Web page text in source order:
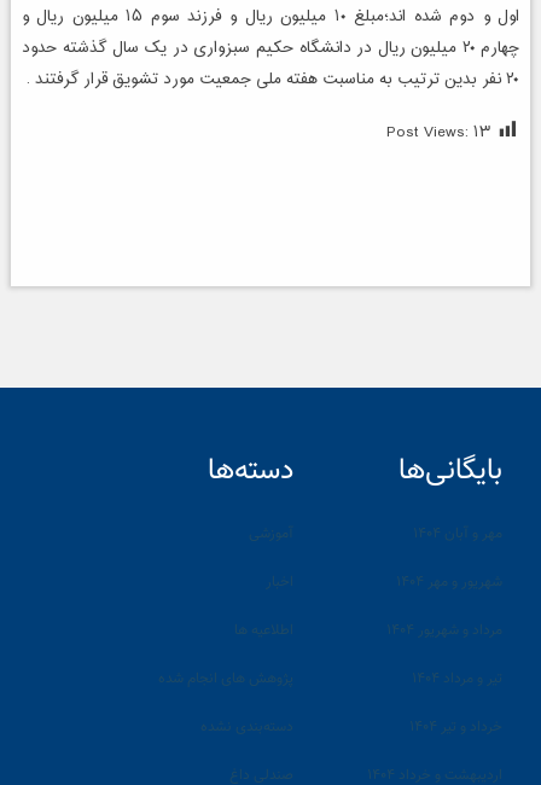
اول و دوم شده اند؛مبلغ ۱۰ میلیون ریال و فرزند سوم ۱۵ میلیون ریال و
چهارم ۲۰ میلیون ریال در دانشگاه حکیم سبزواری در یک سال گذشته حدود
۲۰ نفر بدین ترتیب به مناسبت هفته ملی جمعیت مورد تشویق قرار گرفتند .
Post Views: ۱۳
بایگانی‌ها
مهر و آبان ۱۴۰۴
شهریور و مهر ۱۴۰۴
مرداد و شهریور ۱۴۰۴
تیر و مرداد ۱۴۰۴
خرداد و تیر ۱۴۰۴
اردیبهشت و خرداد ۱۴۰۴
دسته‌ها
آموزشی
اخبار
اطلاعیه ها
پژوهش های انجام شده
دسته‌بندی نشده
صندلی داغ